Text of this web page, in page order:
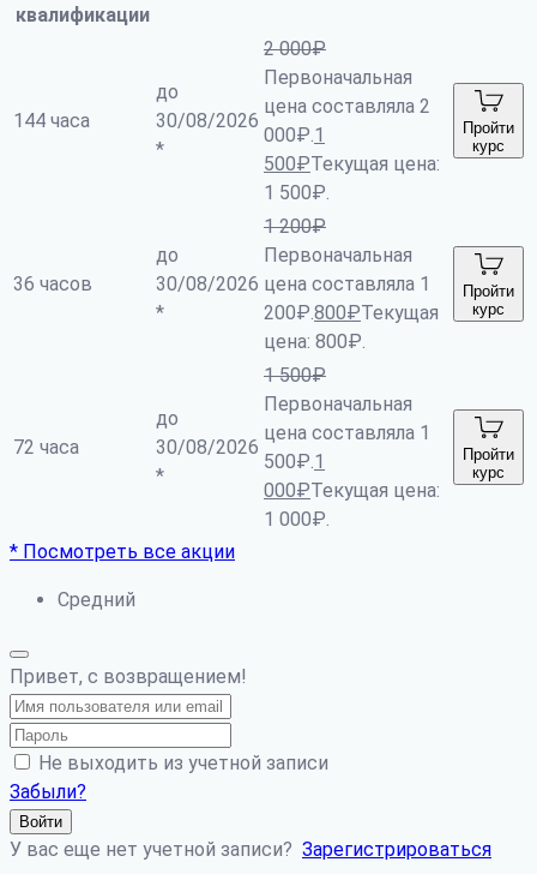
квалификации
144 часа
до
30/08/2026
*
2 000₽
Первоначальная
цена составляла 2
000₽.1
500₽Текущая цена:
1 500₽.
Пройти
курс
36 часов
до
30/08/2026
*
1 200₽
Первоначальная
цена составляла 1
200₽.800₽Текущая
цена: 800₽.
Пройти
курс
72 часа
до
30/08/2026
*
1 500₽
Первоначальная
цена составляла 1
500₽.1
000₽Текущая цена:
1 000₽.
Пройти
курс
* Посмотреть все акции
Средний
Привет, с возвращением!
Не выходить из учетной записи
Забыли?
Войти
У вас еще нет учетной записи? Зарегистрироваться